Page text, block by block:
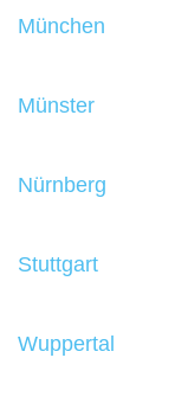
München
Münster
Nürnberg
Stuttgart
Wuppertal